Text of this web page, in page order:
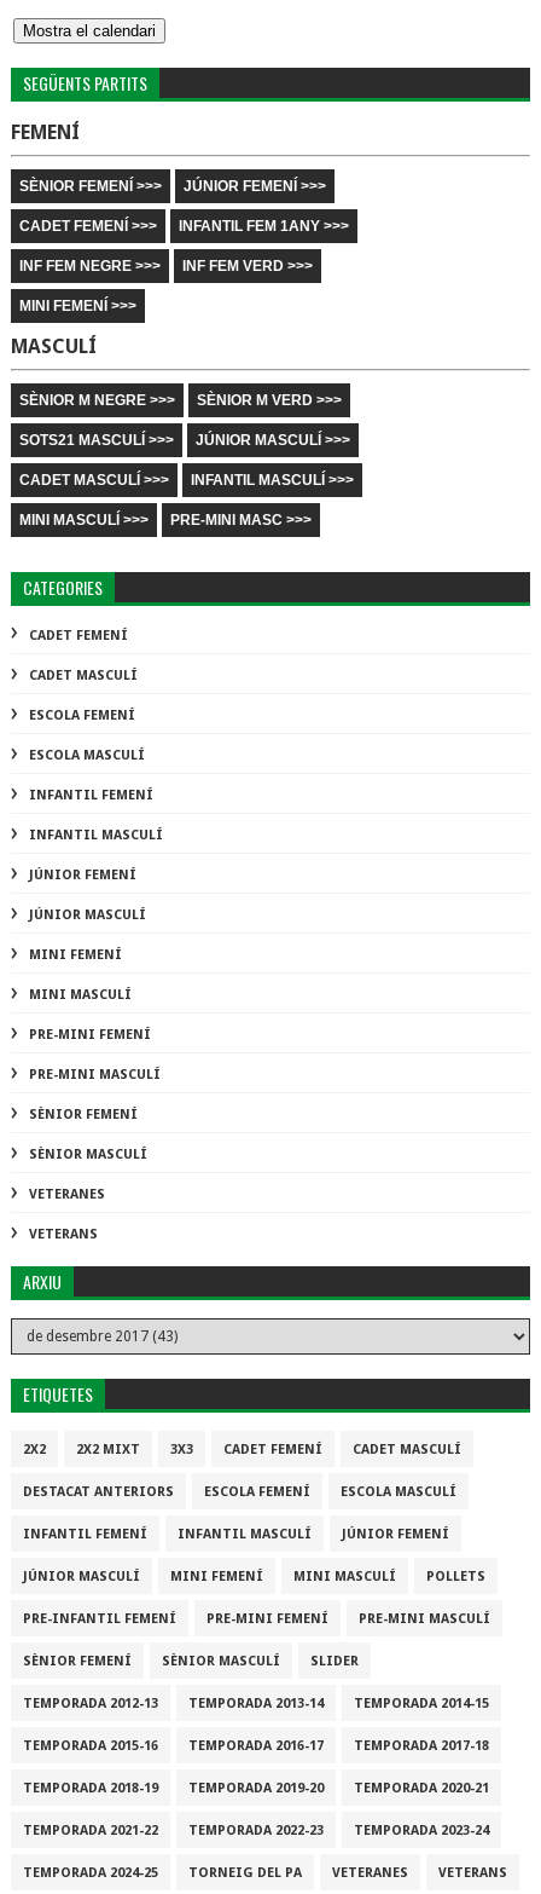
SEGÜENTS PARTITS
FEMENÍ
SÈNIOR FEMENÍ >>> JÚNIOR FEMENÍ >>>
CADET FEMENÍ >>> INFANTIL FEM 1ANY >>>
INF FEM NEGRE >>> INF FEM VERD >>>
MINI FEMENÍ >>>
MASCULÍ
SÈNIOR M NEGRE >>> SÈNIOR M VERD >>>
SOTS21 MASCULÍ >>> JÚNIOR MASCULÍ >>>
CADET MASCULÍ >>> INFANTIL MASCULÍ >>>
MINI MASCULÍ >>> PRE-MINI MASC >>>
CATEGORIES
CADET FEMENÍ
CADET MASCULÍ
ESCOLA FEMENÍ
ESCOLA MASCULÍ
INFANTIL FEMENÍ
INFANTIL MASCULÍ
JÚNIOR FEMENÍ
JÚNIOR MASCULÍ
MINI FEMENÍ
MINI MASCULÍ
PRE-MINI FEMENÍ
PRE-MINI MASCULÍ
SÈNIOR FEMENÍ
SÈNIOR MASCULÍ
VETERANES
VETERANS
ARXIU
ETIQUETES
2X2 2X2 MIXT 3X3 CADET FEMENÍ CADET MASCULÍ
DESTACAT ANTERIORS ESCOLA FEMENÍ ESCOLA MASCULÍ
INFANTIL FEMENÍ INFANTIL MASCULÍ JÚNIOR FEMENÍ
JÚNIOR MASCULÍ MINI FEMENÍ MINI MASCULÍ POLLETS
PRE-INFANTIL FEMENÍ PRE-MINI FEMENÍ PRE-MINI MASCULÍ
SÈNIOR FEMENÍ SÈNIOR MASCULÍ SLIDER
TEMPORADA 2012-13 TEMPORADA 2013-14 TEMPORADA 2014-15
TEMPORADA 2015-16 TEMPORADA 2016-17 TEMPORADA 2017-18
TEMPORADA 2018-19 TEMPORADA 2019-20 TEMPORADA 2020-21
TEMPORADA 2021-22 TEMPORADA 2022-23 TEMPORADA 2023-24
TEMPORADA 2024-25 TORNEIG DEL PA VETERANES VETERANS